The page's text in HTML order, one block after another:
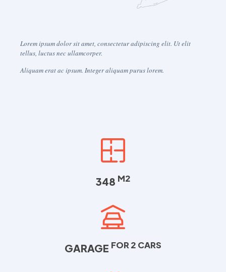
Lorem ipsum dolor sit amet, consectetur adipiscing elit. Ut elit
tellus, luctus nec ullamcorper.
Aliquam erat ac ipsum. Integer aliquam purus lorem.
348 M2
GARAGE FOR 2 CARS